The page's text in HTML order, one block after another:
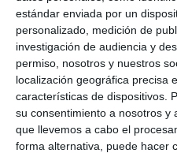
estándar enviada por un
personalizado, medición de
investigación de audiencia y
permiso, nosotros y nuestros
localización geográfica precisa
características de dispositivos.
su consentimiento a nosotros y
que llevemos a cabo el
forma alternativa, puede hacer
Mijas, en el anfiteatro, a